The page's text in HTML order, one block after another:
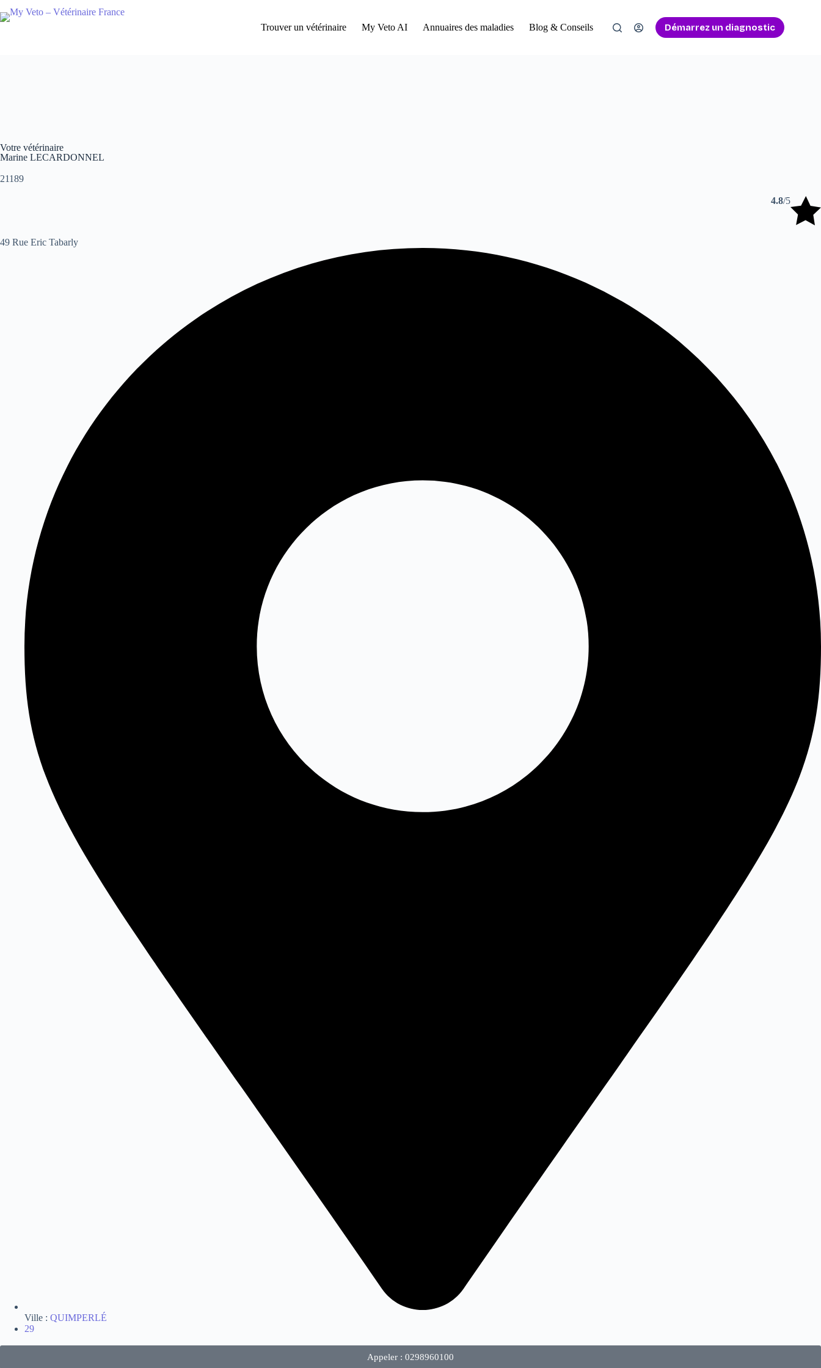
Trouver un vétérinaire My Veto AI Annuaires des maladies Blog & Conseils Démarrez un diagnostic
Votre vétérinaire
Marine LECARDONNEL
21189
4.8/5
49 Rue Eric Tabarly
Ville : QUIMPERLÉ
29
Appeler : 0298960100